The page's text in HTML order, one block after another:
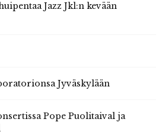
Jazz Jkl:n kevään
Jyväskylään
Pope Puolitaival ja